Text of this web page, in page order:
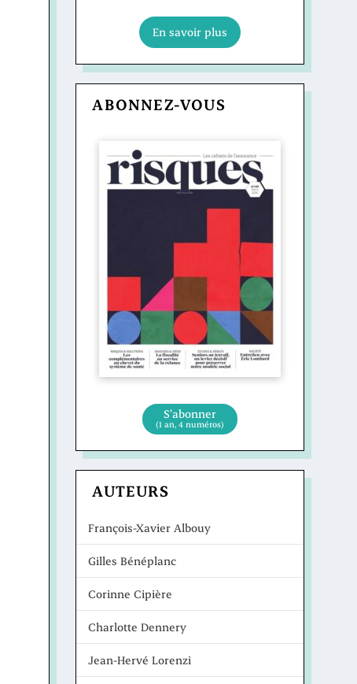
En savoir plus
ABONNEZ-VOUS
S’abonner
(1 an, 4 numéros)
AUTEURS
François-Xavier Albouy
Gilles Bénéplanc
Corinne Cipière
Charlotte Dennery
Jean-Hervé Lorenzi